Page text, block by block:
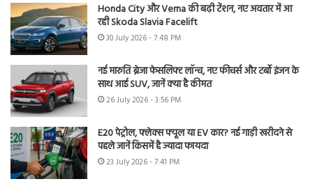
Honda City और Verna की बढ़ी टेंशन, नए अवतार में आ
रही Skoda Slavia Facelift
30 July 2026 - 7:48 PM
नई मारुति ब्रेजा फेसलिफ्ट लॉन्च, नए फीचर्स और टर्बो इंजन के
साथ आई SUV, जानें क्या है कीमत
26 July 2026 - 3:56 PM
E20 पेट्रोल, फ्लेक्स फ्यूल या EV कार? नई गाड़ी खरीदने से
पहले जानें किसमें है ज्यादा फायदा
23 July 2026 - 7:41 PM